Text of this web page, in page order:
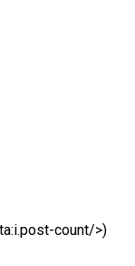
count/>)